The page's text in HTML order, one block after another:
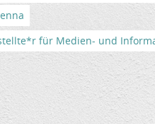
für Medien- und